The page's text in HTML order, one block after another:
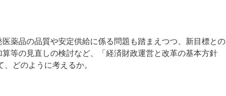
薬品の品質や安定供給に係る問題も踏まえつつ、新目標との
等の見直しの検討など、「経済財政運営と改革の基本方針
どのように考えるか。